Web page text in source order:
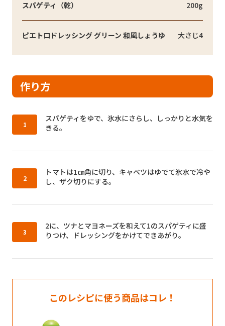
スパゲティ（乾） 200g
ピエトロドレッシング グリーン 和風しょうゆ 大さじ4
作り方
作り方1：
スパゲティをゆで、氷水にさらし、しっかりと水気を
きる。
作り方2：
トマトは1㎝角に切り、キャベツはゆでて氷水で冷や
し、ザク切りにする。
作り方3：
2に、ツナとマヨネーズを和えて1のスパゲティに盛
りつけ、ドレッシングをかけてできあがり。
このレシピに使う商品はコレ！